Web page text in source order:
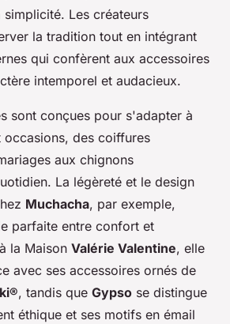
Les créateurs
la tradition tout en intégrant
qui confèrent aux accessoires
intemporel et audacieux.
sont conçues pour s'adapter à
des coiffures
aux chignons
La légèreté et le design
Muchacha, par exemple,
parfaite entre confort et
la Maison Valérie Valentine, elle
avec ses accessoires ornés de
, tandis que Gypso se distingue
éthique et ses motifs en émail